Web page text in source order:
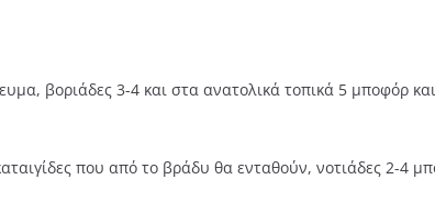
βοριάδες 3-4 και στα ανατολικά τοπικά 5 μποφόρ
που από το βράδυ θα ενταθούν, νοτιάδες 2-4